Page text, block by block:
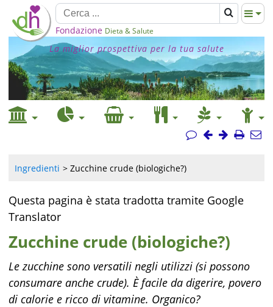
Fondazione Dieta & Salute
La miglior prospettiva per la tua salute
Ingredienti Zucchine crude (biologiche?)
Questa pagina è stata tradotta tramite Google
Translator
Zucchine crude (biologiche?)
Le zucchine sono versatili negli utilizzi (si possono
consumare anche crude). È facile da digerire, povero
di calorie e ricco di vitamine. Organico?